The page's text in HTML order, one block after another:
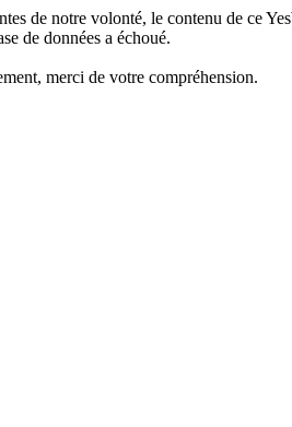
de notre volonté, le contenu de ce
de données a échoué.
merci de votre compréhension.